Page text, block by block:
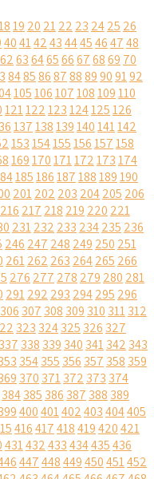
19 20 2122 23 2425 26
404142434445464748
6263646566676869 70
848586878889909192
105106107108109110
121122123124125126
137138139140141142
153154155156157158
169170171172173174
185186187188189190
201202 203 204205 206
216 217 218 219 220 221
231232 233 234235 236
246 247 248 249 250 251
261262 263 264265 266
276 277 278 279 280 281
291292 293 294295 296
306 307 308 309 310 311312
323 324325 326 327
337 338 339 340 341342 343
354355 356 357 358 359
370 371372 373 374
384385 386 387 388 389
400401402403404405
416417418419420421
431432433434435436
447448449450451452